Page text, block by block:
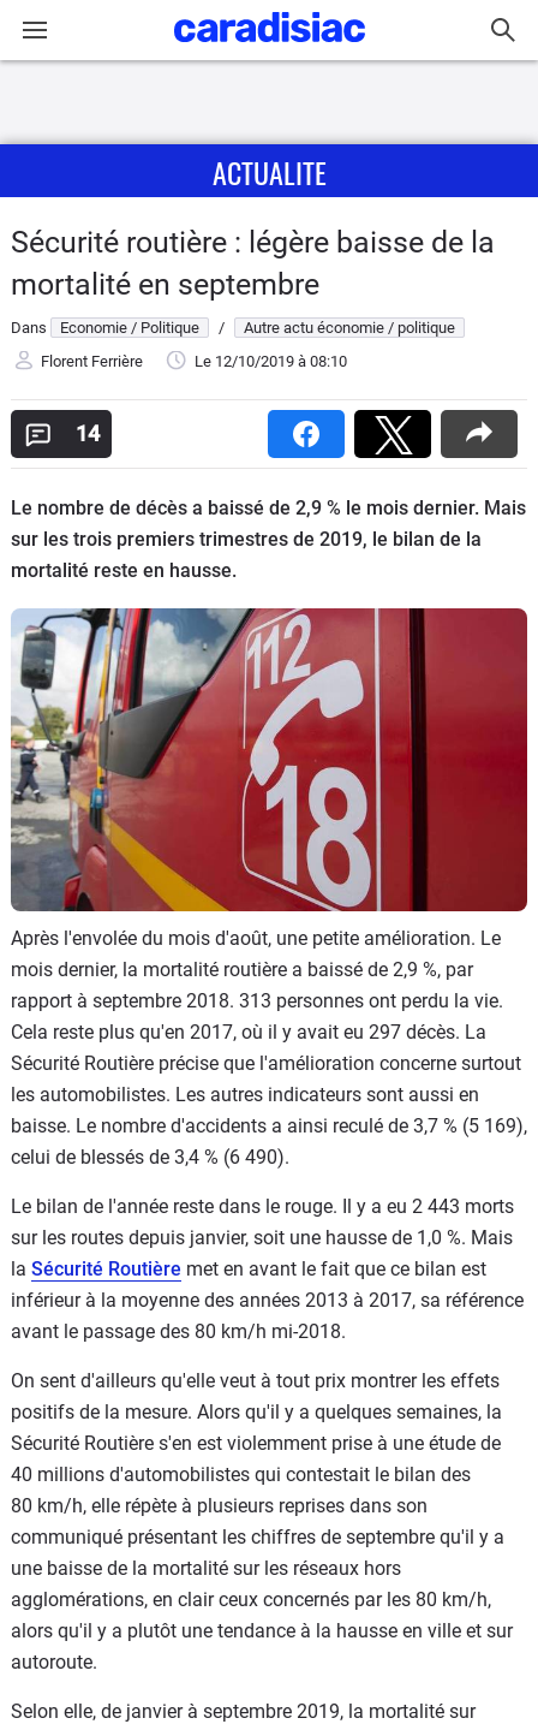
Actu
Essais
Guide
Electriques
Utilitaires
Flottes
Services
Forum
Moto
Marques
ACTUALITE
Sécurité routière : légère baisse de la
mortalité en septembre
Dans Economie / Politique /
Autre actu économie / politique
Florent Ferrière
Le 12/10/2019 à 08:10
14
Le nombre de décès a baissé de 2,9 % le mois dernier. Mais
sur les trois premiers trimestres de 2019, le bilan de la
mortalité reste en hausse.
Après l'envolée du mois d'août, une petite amélioration. Le
mois dernier, la mortalité routière a baissé de 2,9 %, par
rapport à septembre 2018. 313 personnes ont perdu la vie.
Cela reste plus qu'en 2017, où il y avait eu 297 décès. La
Sécurité Routière précise que l'amélioration concerne surtout
les automobilistes. Les autres indicateurs sont aussi en
baisse. Le nombre d'accidents a ainsi reculé de 3,7 % (5 169),
celui de blessés de 3,4 % (6 490).
Le bilan de l'année reste dans le rouge. Il y a eu 2 443 morts
sur les routes depuis janvier, soit une hausse de 1,0 %. Mais
la Sécurité Routière met en avant le fait que ce bilan est
inférieur à la moyenne des années 2013 à 2017, sa référence
avant le passage des 80 km/h mi-2018.
On sent d'ailleurs qu'elle veut à tout prix montrer les effets
positifs de la mesure. Alors qu'il y a quelques semaines, la
Sécurité Routière s'en est violemment prise à une étude de
40 millions d'automobilistes qui contestait le bilan des
80 km/h, elle répète à plusieurs reprises dans son
communiqué présentant les chiffres de septembre qu'il y a
une baisse de la mortalité sur les réseaux hors
agglomérations, en clair ceux concernés par les 80 km/h,
alors qu'il y a plutôt une tendance à la hausse en ville et sur
autoroute.
Selon elle, de janvier à septembre 2019, la mortalité sur